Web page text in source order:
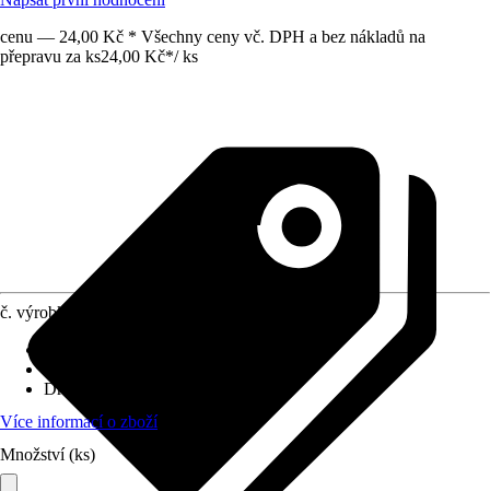
cenu — 24,00 Kč * Všechny ceny vč. DPH a bez nákladů na
přepravu za ks24,00 Kč*/ ks
č. výrobku
Druh závitu
Více informací o zboží
Množství (ks)